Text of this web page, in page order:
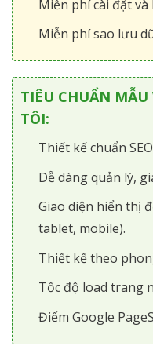
Miễn phí cài đặt và
Miễn phí sao lưu
TIÊU CHUẨN MẪU
TÔI:
Thiết kế chuẩn
Dễ dàng quản lý,
Giao diện hiển thị
tablet, mobile).
Thiết kế theo
Tốc độ load trang
Điểm Google